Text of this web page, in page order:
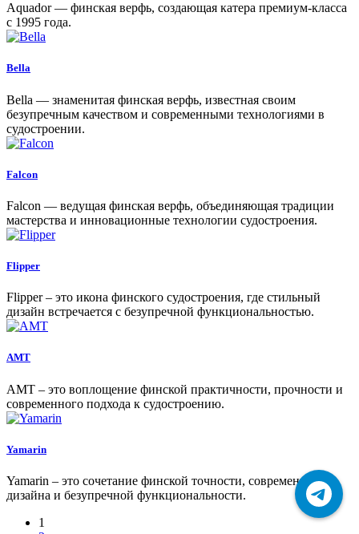
Aquador — финская верфь, создающая катера премиум-класса
с 1995 года.
Bella
Bella — знаменитая финская верфь, известная своим
безупречным качеством и современными технологиями в
судостроении.
Falcon
Falcon — ведущая финская верфь, объединяющая традиции
мастерства и инновационные технологии судостроения.
Flipper
Flipper – это икона финского судостроения, где стильный
дизайн встречается с безупречной функциональностью.
AMT
AMT – это воплощение финской практичности, прочности и
современного подхода к судостроению.
Yamarin
Yamarin – это сочетание финской точности, современного
дизайна и безупречной функциональности.
1